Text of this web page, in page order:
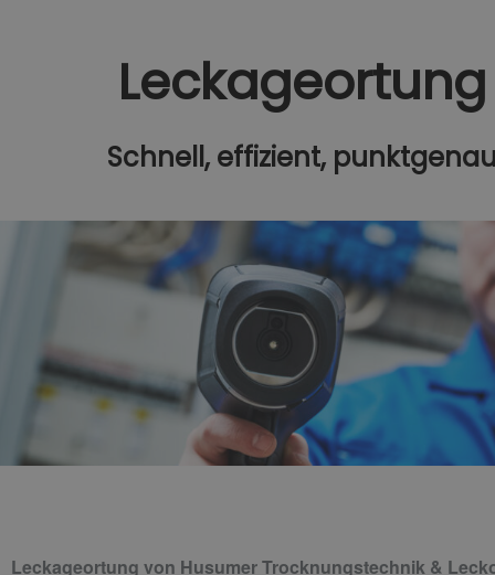
Leckageortung
Schnell, effizient,
Leckageortung von Husumer Trocknungstechnik &